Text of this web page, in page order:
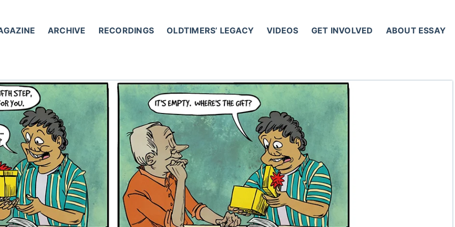
ARCHIVE RECORDINGS OLDTIMERS’ LEGACY VIDEOS GET INVOLVED ABOUT ESSAY